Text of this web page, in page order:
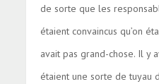
de sorte que les
étaient convaincus qu’on
avait pas grand-chose. Il y
étaient une sorte de tuyau